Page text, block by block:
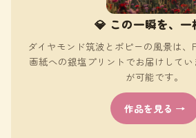
💎 この一瞬を、一
ダイヤモンド筑波とポピーの風景は、
画紙への銀塩プリントでお届けして
が可能です。
作品を見る →